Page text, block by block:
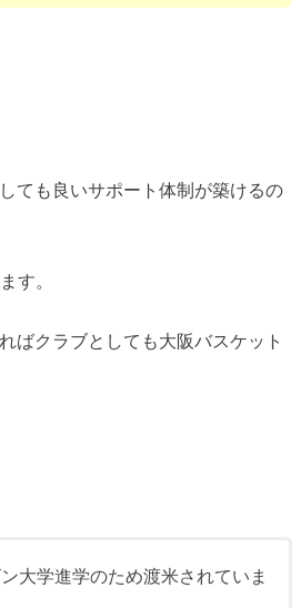
ても良いサポート体制が築けるの
す。
ばクラブとしても大阪バスケット
大学進学のため渡米されていま